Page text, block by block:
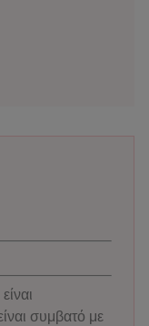
συμβατό με